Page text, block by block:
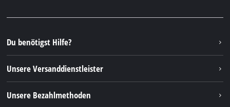
FAQs
Rücksendungen / Widerruf
Verpackungsrichtlinien
Hinweise zur Batterieentsorgung
Instagram
TikTok
Pinterest
Linkedin
Du benötigst Hilfe?
Unsere Versanddienstleister
Unsere Bezahlmethoden